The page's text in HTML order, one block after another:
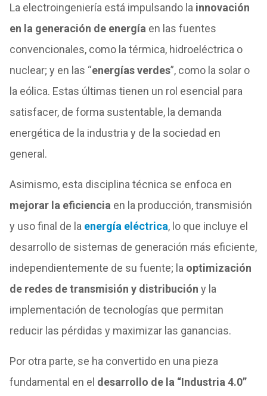
La electroingeniería está impulsando la innovación
en la generación de energía en las fuentes
convencionales, como la térmica, hidroeléctrica o
nuclear; y en las “energías verdes”, como la solar o
la eólica. Estas últimas tienen un rol esencial para
satisfacer, de forma sustentable, la demanda
energética de la industria y de la sociedad en
general.
Asimismo, esta disciplina técnica se enfoca en
mejorar la eficiencia en la producción, transmisión
y uso final de la energía eléctrica, lo que incluye el
desarrollo de sistemas de generación más eficiente,
independientemente de su fuente; la optimización
de redes de transmisión y distribución y la
implementación de tecnologías que permitan
reducir las pérdidas y maximizar las ganancias.
Por otra parte, se ha convertido en una pieza
fundamental en el desarrollo de la “Industria 4.0”